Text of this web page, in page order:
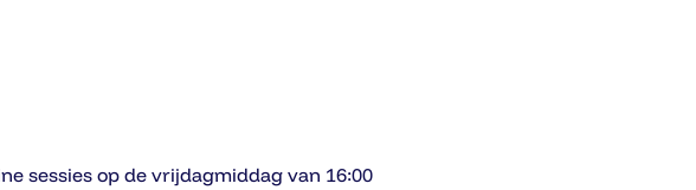
sessies op de vrijdagmiddag van 16:00